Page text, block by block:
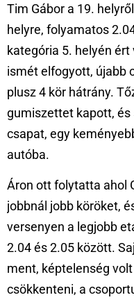
Tim Gábor a 19.
helyre, folyamatos
kategória 5. helyén
ismét elfogyott, újabb
plusz 4 kör hátrány.
gumiszettet kapott,
csapat, egy
autóba.
Áron ott folytatta ahol
jobbnál jobb köröket,
versenyen a legjobb
2.04 és 2.05 között.
ment, képtelenség
csökkenteni, a